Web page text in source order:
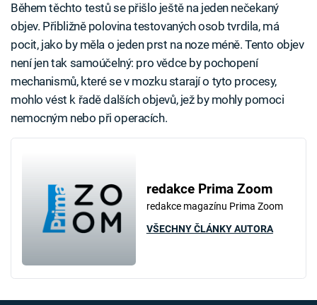
Během těchto testů se přišlo ještě na jeden nečekaný
objev. Přibližně polovina testovaných osob tvrdila, má
pocit, jako by měla o jeden prst na noze méně. Tento objev
není jen tak samoúčelný: pro vědce by pochopení
mechanismů, které se v mozku starají o tyto procesy,
mohlo vést k řadě dalších objevů, jež by mohly pomoci
nemocným nebo při operacích.
redakce Prima Zoom
redakce magazínu Prima Zoom
VŠECHNY ČLÁNKY AUTORA